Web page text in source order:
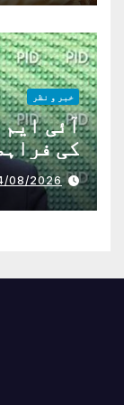
خبر و نظر
آئی
کی
08/2026